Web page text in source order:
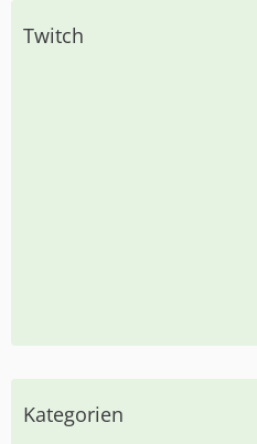
Twitch
Kategorien